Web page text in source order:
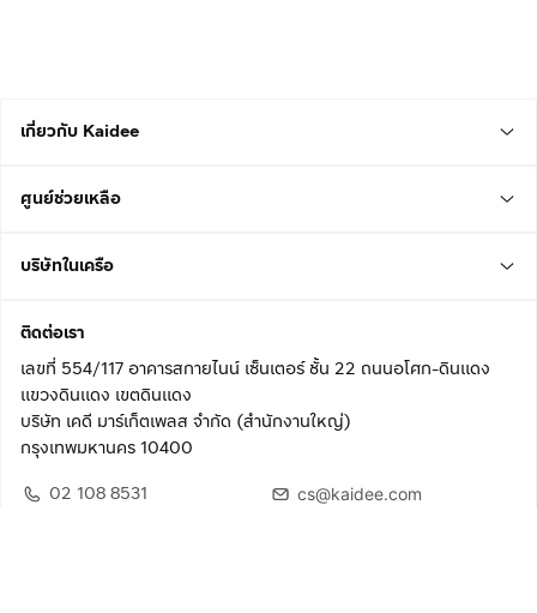
เกี่ยวกับ Kaidee
ศูนย์ช่วยเหลือ
บริษัทในเครือ
ติดต่อเรา
เลขที่ 554/117 อาคารสกายไนน์ เซ็นเตอร์ ชั้น 22 ถนนอโศก-ดินแดง
แขวงดินแดง เขตดินแดง
บริษัท เคดี มาร์เก็ตเพลส จำกัด (สำนักงานใหญ่)
กรุงเทพมหานคร 10400
02 108 8531
cs@kaidee.com